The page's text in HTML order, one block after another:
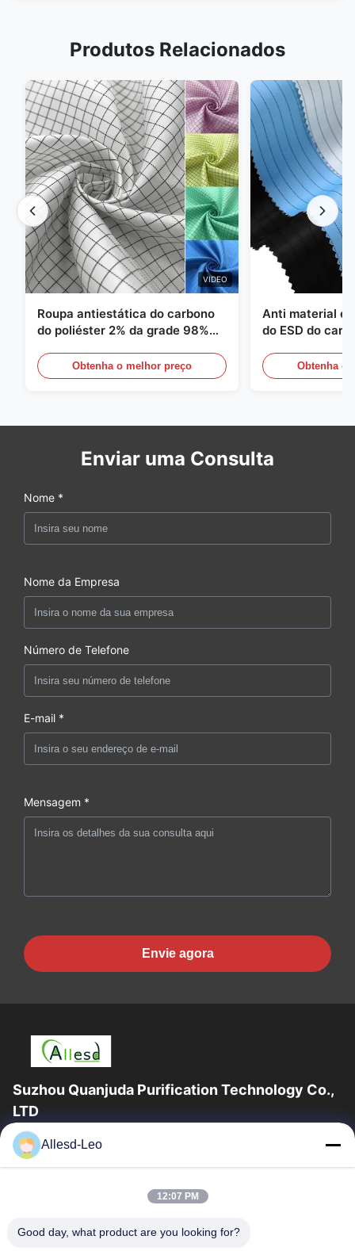
Produtos Relacionados
VIDEO
Roupa antiestática do carbono
do poliéster 2% da grade 98%
Obtenha o melhor preço
Anti material
do ESD do
Obtenha o
Enviar uma Consulta
Nome *
Nome da Empresa
Número de Telefone
E-mail *
Mensagem *
Envie agora
Suzhou Quanjuda Purification Technology Co.,
LTD
a experiência 16years, como um fabricante e um exportador
principais de ESD & produtos da sala de limpeza, nós
Casa
Produtos
Allesd-Leo
12:07 PM
Good day, what product are you looking for?